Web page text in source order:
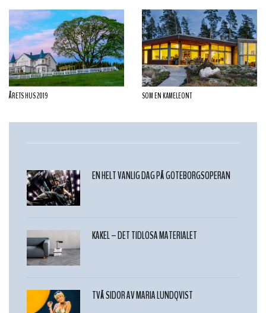
ÅRETS HUS 2019 SOM EN KAMELEONT
EN HELT VANLIG DAG PÅ GÖTEBORGSOPERAN
KAKEL – DET TIDLÖSA MATERIALET
TVÅ SIDOR AV MARIA LUNDQVIST